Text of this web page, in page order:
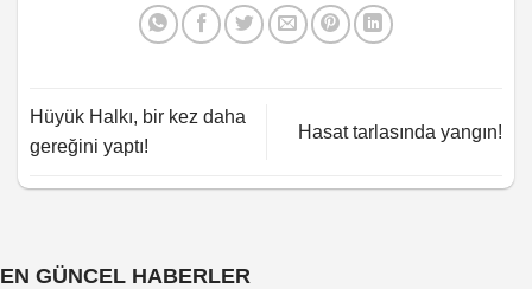
Hüyük Halkı, bir kez daha
gereğini yaptı!
Hasat tarlasında yangın!
EN GÜNCEL HABERLER